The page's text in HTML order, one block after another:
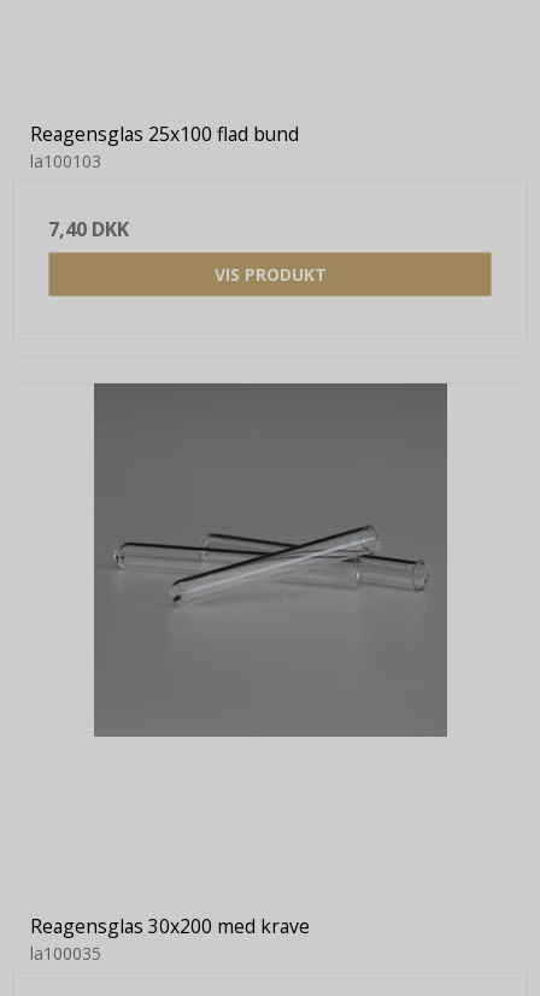
Reagensglas 25x100 flad bund
la100103
7,40 DKK
VIS PRODUKT
Reagensglas 30x200 med krave
la100035